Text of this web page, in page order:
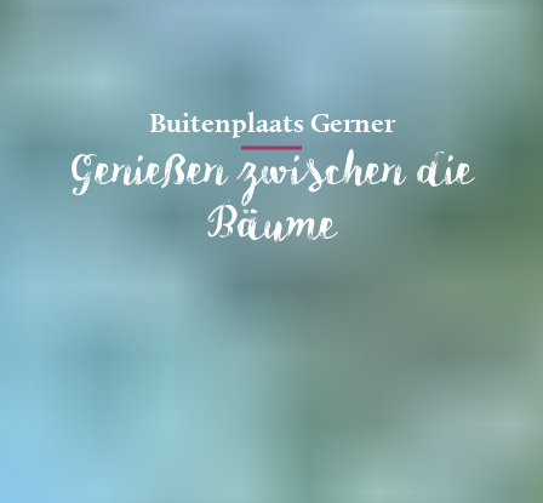
Buitenplaats Gerner
Genießen zwischen die
Bäume